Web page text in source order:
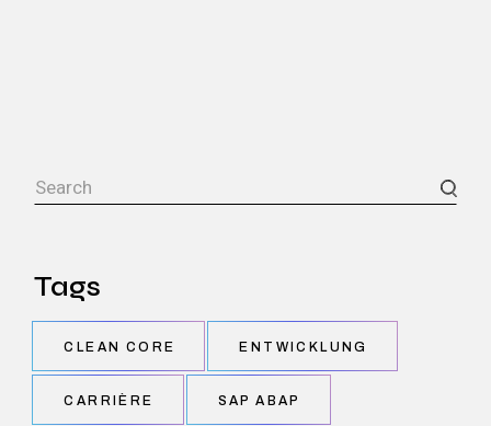
Search
Tags
CLEAN CORE ENTWICKLUNG
CARRIÈRE SAP ABAP